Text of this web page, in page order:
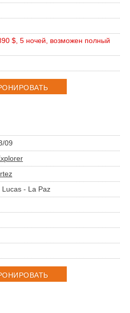
$, 5 ночей, возможен полный
09
Lucas - La Paz